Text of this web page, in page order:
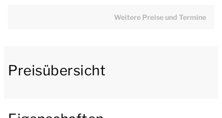
offene Küche ist u.a. mit einem Kühlschrank mit
Boxspringbetten. Das Badezimmer verfügt über eine
Weitere Preise und Termine
Preisübersicht